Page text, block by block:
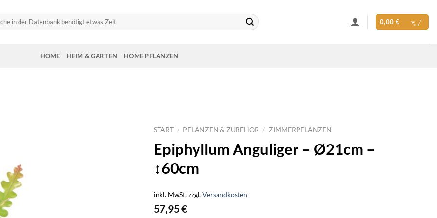
0,00 €
HOME HEIM & GARTEN HOME PFLANZEN
START / PFLANZEN & ZUBEHÖR / ZIMMERPFLANZEN
Epiphyllum Anguliger – Ø21cm –
↕60cm
inkl. MwSt.zzgl.Versandkosten
57,95€